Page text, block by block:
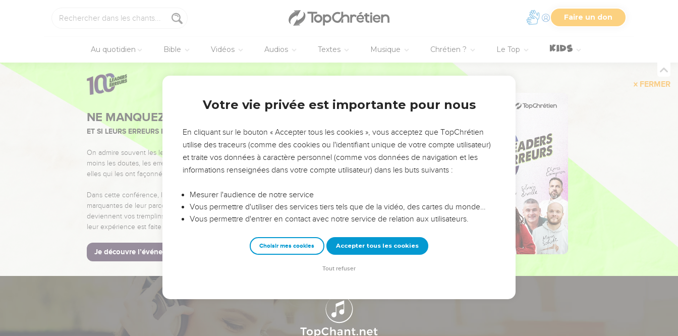
Faire un don
Au quotidien Bible Vidéos Audios Textes Musique Chrétien ? Le Top
FERMER
NE MANQUEZ PAS L’ÉVÉNEMENT DE L’ANNÉE !
ET SI LEURS ERREURS POUVAIENT VOUS ÉVITER LES VOTRES ?
On admire souvent les leaders pour leurs réussites, leur impact, leur foi ou leur vision. Mais on voit
moins les doutes, les erreurs et les saisons difficiles qu'ils ont traversés, alors même que ce sont
elles qui les ont façonnés.
Dans cette conférence, leaders, entrepreneurs, et responsables reviennent sur les erreurs
marquantes de leur parcours et les clés pour avancer avec plus de sagesse afin que leurs erreurs
deviennent vos tremplins. Que vous guidiez un ministère, une équipe, un groupe ou une famille,
leur expérience est faite pour vous.
Je découvre l’événement
Votre vie privée est importante pour nous
En cliquant sur le bouton « Accepter tous les cookies », vous acceptez que TopChrétien
utilise des traceurs (comme des cookies ou l'identifiant unique de votre compte utilisateur)
et traite vos données à caractère personnel (comme vos données de navigation et les
informations renseignées dans votre compte utilisateur) dans les buts suivants :
Mesurer l'audience de notre service
Vous permettre d'utiliser des services tiers tels que de la vidéo, des cartes du monde…
Vous permettre d'entrer en contact avec notre service de relation aux utilisateurs.
Choisir mes cookies Accepter tous les cookies
Tout refuser